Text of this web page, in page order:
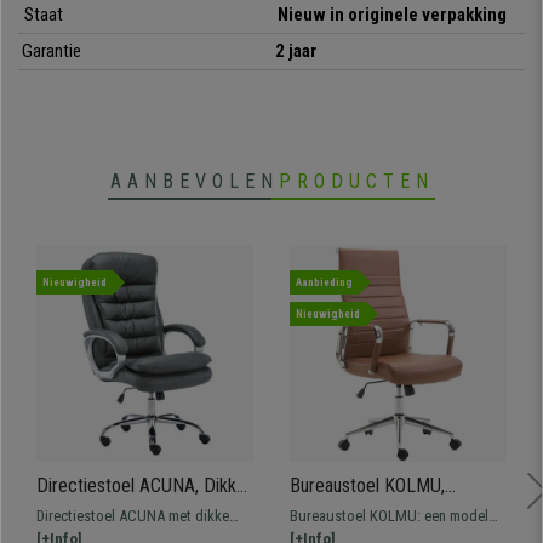
Staat
Nieuw in originele verpakking
Garantie
2 jaar
AANBEVOLEN PRODUCTEN
Nieuwigheid
Directiestoel ACUNA, Dikke
Vulling, Belastbaar Tot 150
kg, in Grijs Leder
Directiestoel ACUNA met dikke
vulling bekleed met synthetisch
[+Info]
Aanbieding
Nieuwigheid
Bureaustoel KOLMU,
Metalen Onderstel, Elegant
Stikselontwerp, in Bruin
Bureaustoel KOLMU: een model
met een opvallend design dat
[+Info]